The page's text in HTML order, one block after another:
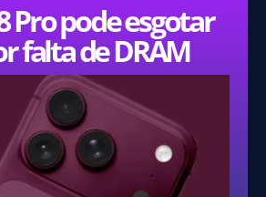
Pro pode esgotar
falta de DRAM